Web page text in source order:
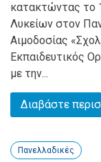
κατακτώντας το
Λυκείων στον
Αιμοδοσίας
Εκπαιδευτικός
με την...
Διαβάστε
Πανελλαδικές